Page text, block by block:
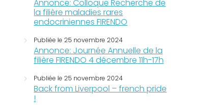
Annonce: Colloque Recherche de
la filière maladies rares
endocriniennes FIRENDO
Publiée le 25 novembre 2024
Annonce: Journée Annuelle de la
filière FIRENDO 4 décembre 11h-17h
Publiée le 25 novembre 2024
Back from Liverpool – french pride
!